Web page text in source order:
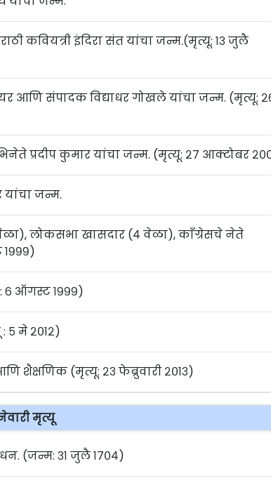
कवियत्री इंदिरा संत यांचा जन्म.(मृत्यू: १३ जुलै
आणि संपादक विद्याधर गोखले यांचा जन्म. (मृत्यू:
प्रदीप कुमार यांचा जन्म. (मृत्यू: २७ आक्टोबर
यांचा जन्म.
वेळा), लोकसभा खासदार (४ वेळा), काँग्रेसचे नेते
ऑगस्ट १९९९)
५ मे २०१२)
शैक्षणिक (मृत्यू: २३ फेब्रुवारी २०१३)
मृत्यू
(जन्म: ३१ जुलै १७०४)